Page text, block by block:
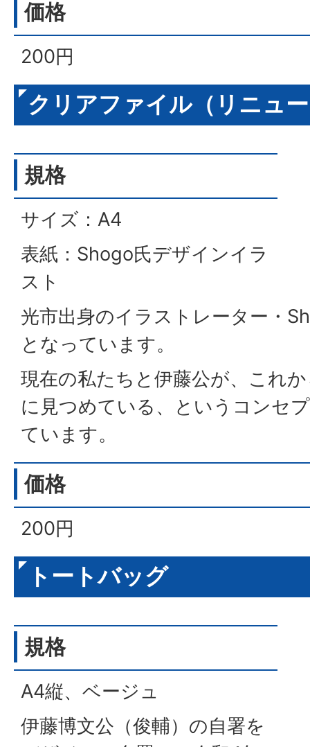
価格
200円
クリアファイル（リニュ
規格
サイズ：A4
表紙：Shogo氏デザインイラ
スト
光市出身のイラストレーター・
となっています。
現在の私たちと伊藤公が、これ
に見つめている、というコンセ
ています。
価格
200円
トートバッグ
規格
A4縦、ベージュ
伊藤博文公（俊輔）の自署を